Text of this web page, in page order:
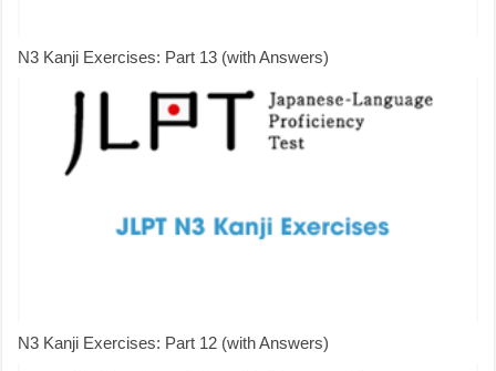
N3 Kanji Exercises: Part 13 (with Answers)
N3 Kanji Exercises: Part 12 (with Answers)